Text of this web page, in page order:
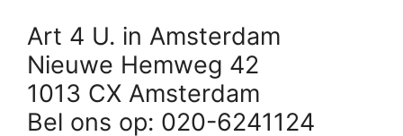
Art 4 U. in Amsterdam
Nieuwe Hemweg 42
1013 CX Amsterdam
Bel ons op: 020-6241124